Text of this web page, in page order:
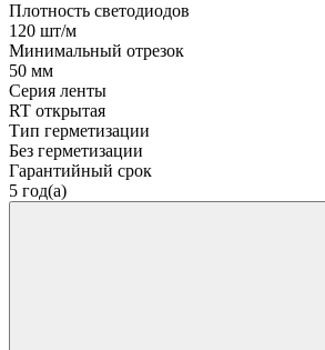
Плотность светодиодов
120 шт/м
Минимальный отрезок
50 мм
Серия ленты
RT открытая
Тип герметизации
Без герметизации
Гарантийный срок
5 год(а)